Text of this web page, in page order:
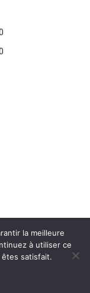
p1ai 10
la meilleure
à utiliser ce
satisfait.